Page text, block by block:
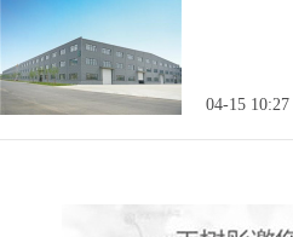
04-15 10:27